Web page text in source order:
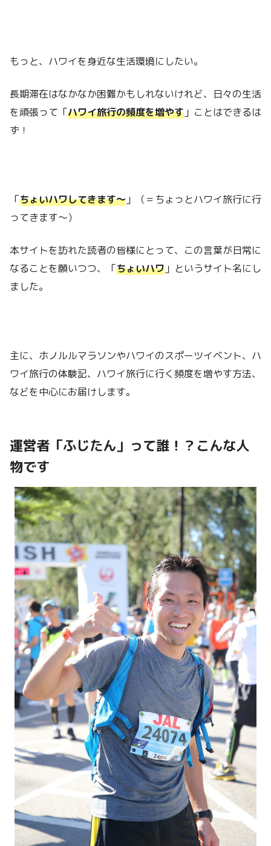
もっと、ハワイを身近な生活環境にしたい。
長期滞在はなかなか困難かもしれないけれど、日々の生活
を頑張って「ハワイ旅行の頻度を増やす 」ことはできるは
ず！
「ちょいハワしてきます～ 」（＝ちょっとハワイ旅行に行
ってきます～）
本サイトを訪れた読者の皆様にとって、この言葉が日常に
なることを願いつつ、「ちょいハワ 」というサイト名にし
ました。
主に、ホノルルマラソンやハワイのスポーツイベント、ハ
ワイ旅行の体験記、ハワイ旅行に行く頻度を増やす方法、
などを中心にお届けします。
運営者「ふじたん」って誰！？こんな人
物です